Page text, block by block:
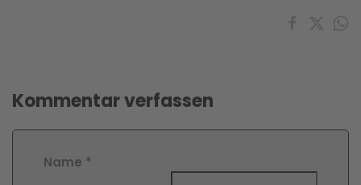
Kommentar verfassen
Name *